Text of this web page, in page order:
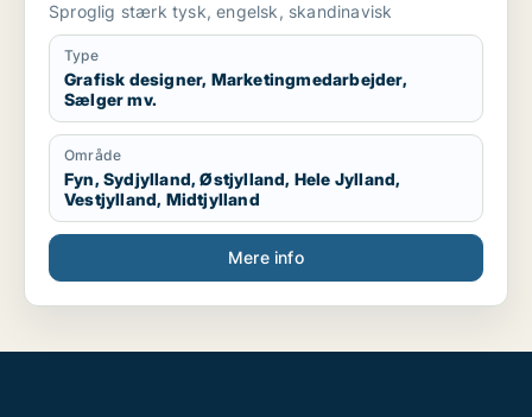
Sproglig stærk tysk, engelsk, skandinavisk
Type
Grafisk designer, Marketingmedarbejder,
Sælger mv.
Område
Fyn, Sydjylland, Østjylland, Hele Jylland,
Vestjylland, Midtjylland
Mere info